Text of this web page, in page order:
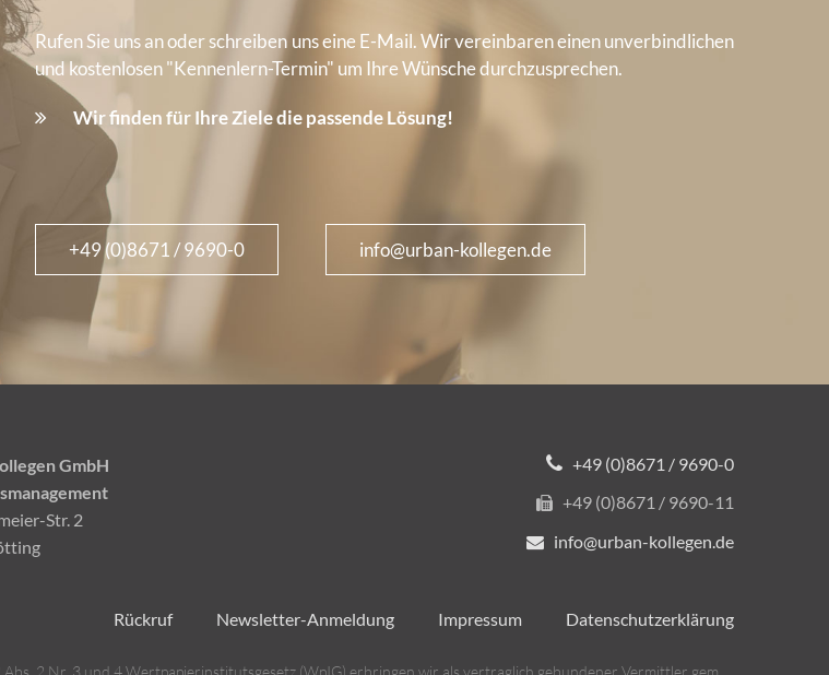
Rufen Sie uns an oder schreiben uns eine E-Mail. Wir vereinbaren einen unverbindlichen
und kostenlosen "Kennenlern-Termin" um Ihre Wünsche durchzusprechen.
Wir finden für Ihre Ziele die passende Lösung!
+49 (0)8671 / 9690-0 info@urban-kollegen.de
GmbH
Str. 2
+49 (0)8671 / 9690-0
+49 (0)8671 / 9690-11
info@urban-kollegen.de
Rückruf Newsletter-Anmeldung Impressum Datenschutzerklärung